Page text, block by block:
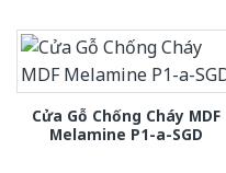
Cửa Gỗ Chống Cháy MDF
Melamine P1-a-SGD